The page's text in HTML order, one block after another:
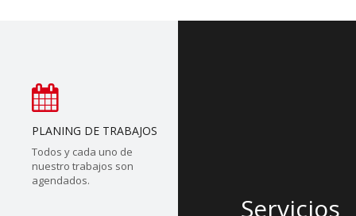
PLANING DE TRABAJOS
Todos y cada uno de
nuestro trabajos son
agendados.
Servicios